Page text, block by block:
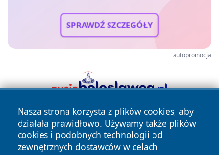
SPRAWDŹ SZCZEGÓŁY
autopromocja
Nasza strona korzysta z plików cookies, aby
działała prawidłowo. Używamy także plików
cookies i podobnych technologii od
zewnętrznych dostawców w celach